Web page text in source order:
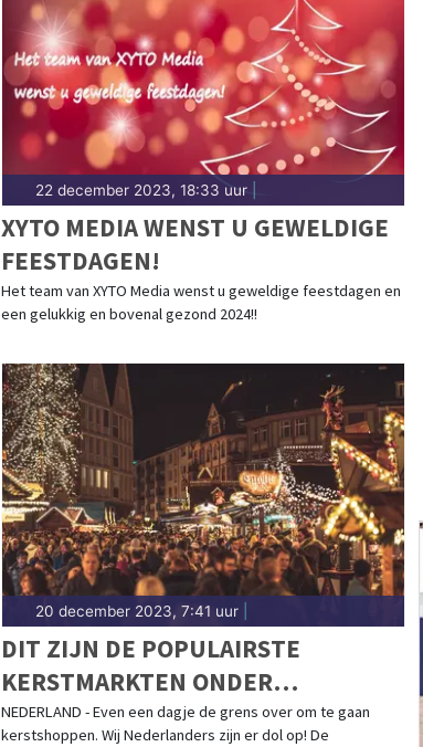
22 december 2023, 18:33 uur|
XYTO MEDIA WENST U GEWELDIGE
FEESTDAGEN!
Het team van XYTO Media wenst u geweldige feestdagen en
een gelukkig en bovenal gezond 2024!!
20 december 2023, 7:41 uur|
DIT ZIJN DE POPULAIRSTE
KERSTMARKTEN ONDER
NEDERLANDERS
NEDERLAND - Even een dagje de grens over om te gaan
kerstshoppen. Wij Nederlanders zijn er dol op! De